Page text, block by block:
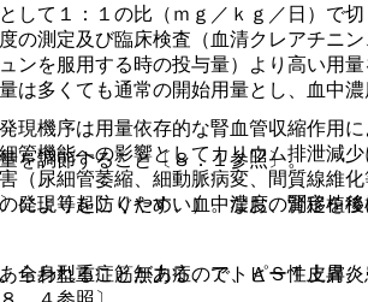
機序は用量依存的な腎血管収縮作用
機能への影響としてカリウム排泄減
尿細管萎縮、細動脈病変、間質線維
より起こりやすい）。なお、腎移植
われることがあるので、ＡＳＴ上昇
て１：１の比（ｍｇ／ｋｇ／日）で
測定及び臨床検査（血清クレアチニ
を服用する時の投与量）より高い用
多くても通常の開始用量とし、血中
を調節すること〔８．１参照〕。
現等を防ぐため、血中濃度の測定を
身型重症筋無力症、アトピー性皮膚